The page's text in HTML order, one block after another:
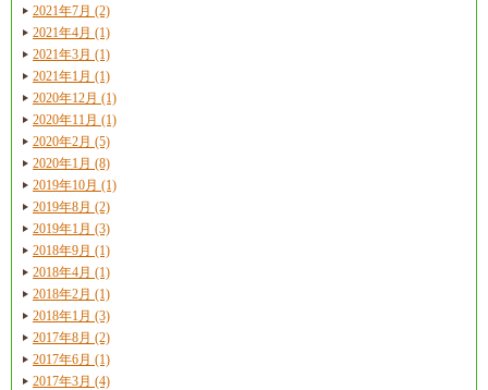
2021年7月 (2)
2021年4月 (1)
2021年3月 (1)
2021年1月 (1)
2020年12月 (1)
2020年11月 (1)
2020年2月 (5)
2020年1月 (8)
2019年10月 (1)
2019年8月 (2)
2019年1月 (3)
2018年9月 (1)
2018年4月 (1)
2018年2月 (1)
2018年1月 (3)
2017年8月 (2)
2017年6月 (1)
2017年3月 (4)